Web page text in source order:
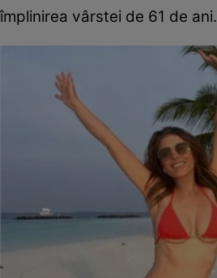
împlinirea vârstei de 61 de ani.